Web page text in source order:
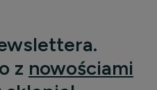
z nowościami